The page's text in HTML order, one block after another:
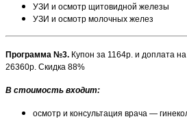
УЗИ и осмотр щитовидной железы
УЗИ и осмотр молочных желез
Программа №3. Купон за 1164р. и доплата
26360р. Скидка 88%
В стоимость входит:
осмотр и консультация врача —